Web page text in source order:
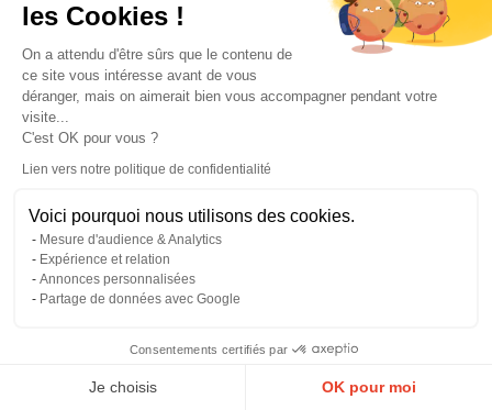
les Cookies !
On a attendu d'être sûrs que le contenu de
ce site vous intéresse avant de vous
déranger, mais on aimerait bien vous accompagner pendant votre
visite...
C'est OK pour vous ?
Lien vers notre politique de confidentialité
Voici pourquoi nous utilisons des cookies.
Mesure d'audience & Analytics
Expérience et relation
Annonces personnalisées
Partage de données avec Google
Consentements certifiés par
Je choisis OK pour moi
0
Favoris Compte
Magasins et Showrooms
Modes de paiement acceptés
© Pier Import2026